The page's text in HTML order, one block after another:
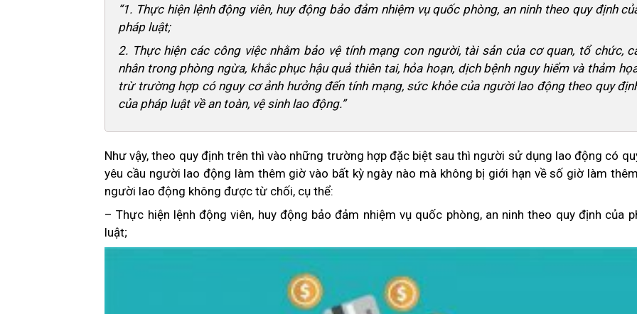
“1. Thực hiện lệnh động viên, huy động bảo đảm nhiệm vụ quốc phòng, an ninh theo quy định
pháp luật;
2. Thực hiện các công việc nhằm bảo vệ tính mạng con người, tài sản của cơ quan, tổ chức,
nhân trong phòng ngừa, khắc phục hậu quả thiên tai, hỏa hoạn, dịch bệnh nguy hiểm và thảm
trừ trường hợp có nguy cơ ảnh hưởng đến tính mạng, sức khỏe của người lao động theo quy
của pháp luật về an toàn, vệ sinh lao động.”
Như vậy, theo quy định trên thì vào những trường hợp đặc biệt sau thì người sử dụng lao động có
yêu cầu người lao động làm thêm giờ vào bất kỳ ngày nào mà không bị giới hạn về số giờ làm
người lao động không được từ chối, cụ thể:
– Thực hiện lệnh động viên, huy động bảo đảm nhiệm vụ quốc phòng, an ninh theo quy định của
luật;